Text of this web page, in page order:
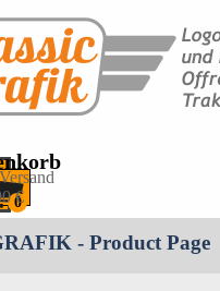
€
überspringen
- Product Page